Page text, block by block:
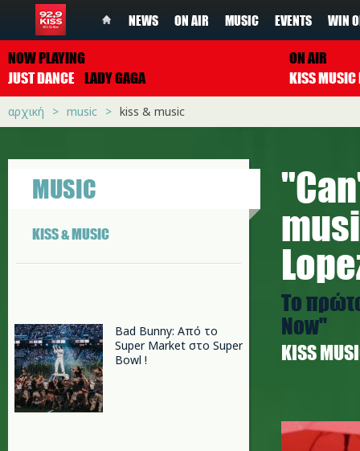
NEWS ON AIR MUSIC EVENTS WIN
NOW PLAYING
JUST DANCE LADY GAGA
ON AIR
αρχική music kiss & music
MUSIC
KISS & MUSIC
Bad Bunny: Από το
Super Market στο Super
Bowl !
Το
Now"
ΚISS
j.jpg